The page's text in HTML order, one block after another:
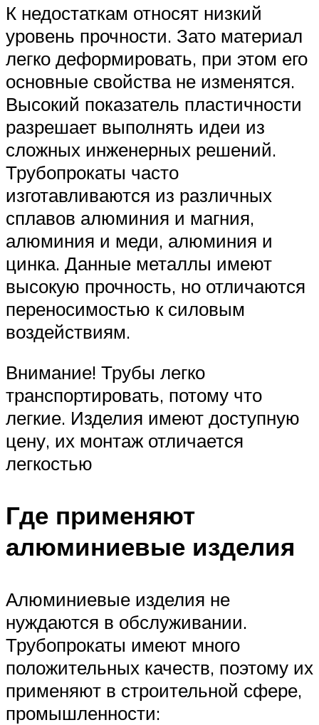
К недостаткам относят низкий
уровень прочности. Зато материал
легко деформировать, при этом его
основные свойства не изменятся.
Высокий показатель пластичности
разрешает выполнять идеи из
сложных инженерных решений.
Трубопрокаты часто
изготавливаются из различных
сплавов алюминия и магния,
алюминия и меди, алюминия и
цинка. Данные металлы имеют
высокую прочность, но отличаются
переносимостью к силовым
воздействиям.
Внимание! Трубы легко
транспортировать, потому что
легкие. Изделия имеют доступную
цену, их монтаж отличается
легкостью
Где применяют
алюминиевые изделия
Алюминиевые изделия не
нуждаются в обслуживании.
Трубопрокаты имеют много
положительных качеств, поэтому их
применяют в строительной сфере,
промышленности: